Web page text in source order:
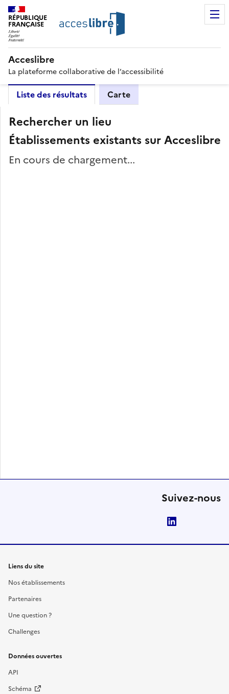
RÉPUBLIQUE
FRANÇAISE
Acceslibre
La plateforme collaborative de l’accessibilité
Liste des résultats Carte
Rechercher un lieu
Établissements existants sur Acceslibre
En cours de chargement...
Suivez-nous
Liens du site
Nos établissements
Partenaires
Une question ?
Challenges
Données ouvertes
API
Schéma